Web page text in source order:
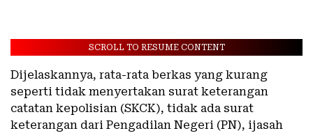
SCROLL TO RESUME CONTENT
Dijelaskannya, rata-rata berkas yang kurang
seperti tidak menyertakan surat keterangan
catatan kepolisian (SKCK), tidak ada surat
keterangan dari Pengadilan Negeri (PN), ijasah